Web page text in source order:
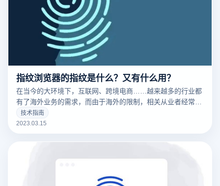
指纹浏览器的指纹是什么？又有什么用？
在当今的大环境下，互联网、跨境电商……越来越多的行业都
有了海外业务的需求，而由于海外的限制，相关从业者经常要
针对不同的工作内容用到不同的IP，这时候便要用到指纹浏览
器。要清楚的了解什么是指纹浏览器之前，我们需要知道什么
很大的不同
技术指南
2023.03.15